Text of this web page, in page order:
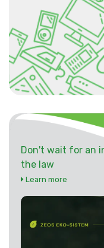
Don't wait for an
the law
Learn more